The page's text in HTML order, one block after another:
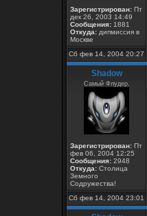
Зарегистрирован: Пт
дек 26, 2003 14:49
Сообщения: 1881
Откуда: дипмиссия в
Москве
Сб фев 14, 2004 20:27
Shadow
Самый Флудер.
Зарегистрирован: Пт
фев 06, 2004 12:25
Сообщения: 2948
Откуда: Столица
Земного
Содружества!
Сб фев 14, 2004 23:01